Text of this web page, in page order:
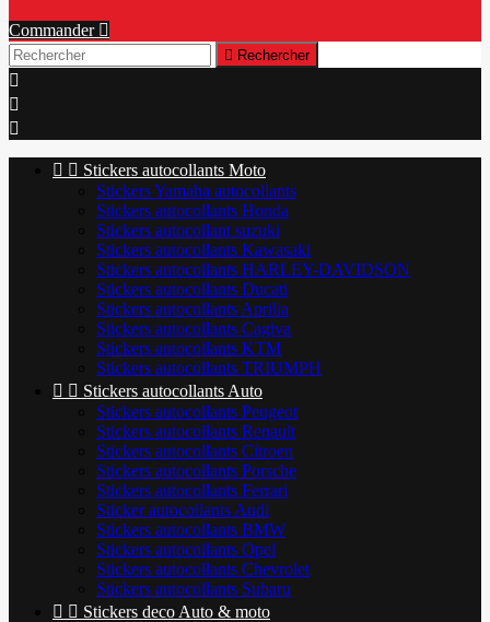
Commander 
 Rechercher



  Stickers autocollants Moto
Stickers Yamaha autocollants
Stickers autocollants Honda
Stickers autocollant suzuki
Stickers autocollants Kawasaki
Stickers autocollants HARLEY-DAVIDSON
Stickers autocollants Ducati
Stickers autocollants Aprilia
Stickers autocollants Cagiva
Stickers autocollants KTM
Stickers autocollants TRIUMPH
  Stickers autocollants Auto
Stickers autocollants Peugeot
Stickers autocollants Renault
Stickers autocollants Citroen
Stickers autocollants Porsche
Stickers autocollants Ferrari
Sticker autocollants Audi
Stickers autocollants BMW
Stickers autocollants Opel
Stickers autocollants Chevrolet
Stickers autocollants Subaru
  Stickers deco Auto & moto